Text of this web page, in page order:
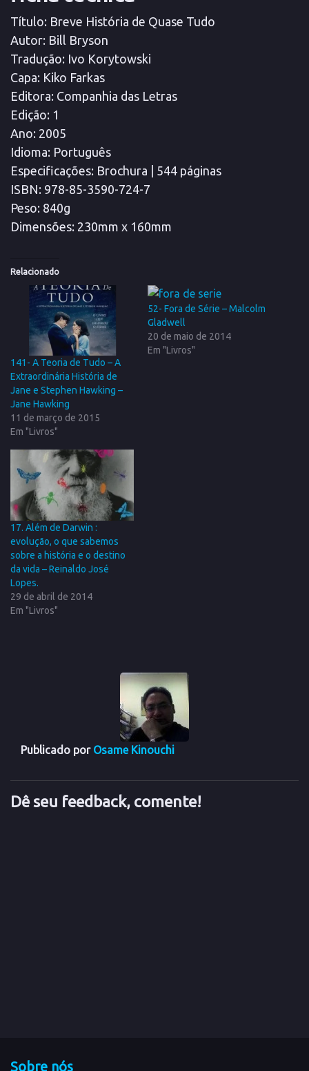
Título: Breve História de Quase Tudo
Autor: Bill Bryson
Tradução: Ivo Korytowski
Capa: Kiko Farkas
Editora: Companhia das Letras
Edição: 1
Ano: 2005
Idioma: Português
Especificações: Brochura | 544 páginas
ISBN: 978-85-3590-724-7
Peso: 840g
Dimensões: 230mm x 160mm
Relacionado
141- A Teoria de Tudo – A
Extraordinária História de
Jane e Stephen Hawking –
Jane Hawking
11 de março de 2015
Em "Livros"
52- Fora de Série – Malcolm
Gladwell
20 de maio de 2014
Em "Livros"
17. Além de Darwin :
evolução, o que sabemos
sobre a história e o destino
da vida – Reinaldo José
Lopes.
29 de abril de 2014
Em "Livros"
Publicado por Osame Kinouchi
Dê seu feedback, comente!
Sobre nós